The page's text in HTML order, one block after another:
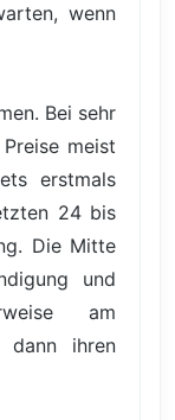
wenn
Bei sehr
meist
erstmals
24 bis
Die Mitte
und
am
dann ihren